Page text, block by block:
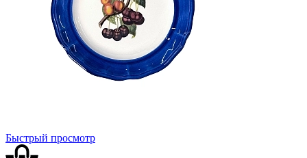
Быстрый просмотр